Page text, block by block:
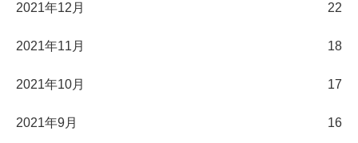
2021年12月 22
2021年11月 18
2021年10月 17
2021年9月 16